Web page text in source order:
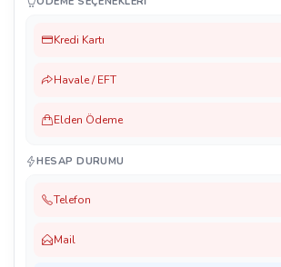
Kredi Kartı
Havale / EFT
Elden Ödeme
HESAP DURUMU
Telefon
Mail